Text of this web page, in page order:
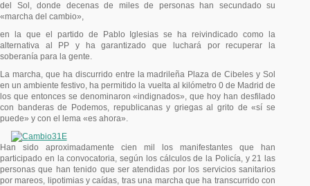
del Sol, donde decenas de miles de personas han secundado su
«marcha del cambio»,
en la que el partido de Pablo Iglesias se ha reivindicado como la
alternativa al PP y ha garantizado que luchará por recuperar la
soberanía para la gente.
La marcha, que ha discurrido entre la madrileña Plaza de Cibeles y Sol
en un ambiente festivo, ha permitido la vuelta al kilómetro 0 de Madrid de
los que entonces se denominaron «indignados», que hoy han desfilado
con banderas de Podemos, republicanas y griegas al grito de «sí se
puede» y con el lema «es ahora».
Han sido aproximadamente cien mil los manifestantes que han
participado en la convocatoria, según los cálculos de la Policía, y 21 las
personas que han tenido que ser atendidas por los servicios sanitarios
por mareos, lipotimias y caídas, tras una marcha que ha transcurrido con